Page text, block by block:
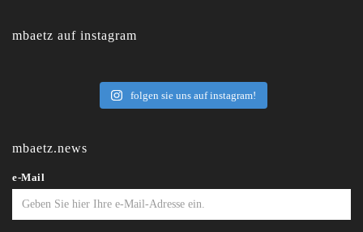
mbaetz auf instagram
folgen sie uns auf instagram!
mbaetz.news
e-Mail